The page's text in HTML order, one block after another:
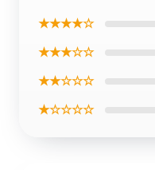
★★★★☆
★★★☆☆
★★☆☆☆
★☆☆☆☆